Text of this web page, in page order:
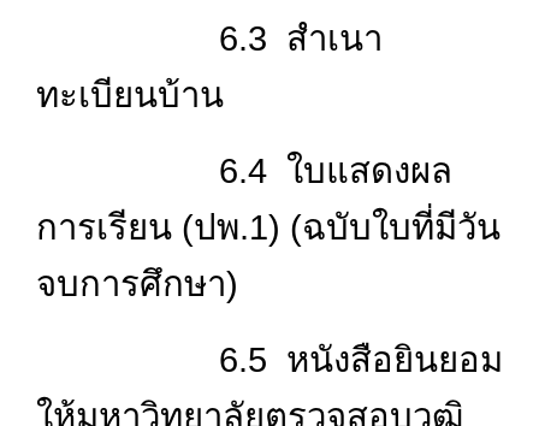
6.3 สำเนา
ทะเบียนบ้าน
6.4 ใบแสดงผล
การเรียน (ปพ.1) (ฉบับใบที่มีวัน
จบการศึกษา)
6.5 หนังสือยินยอม
ให้มหาวิทยาลัยตรวจสอบวุฒิ